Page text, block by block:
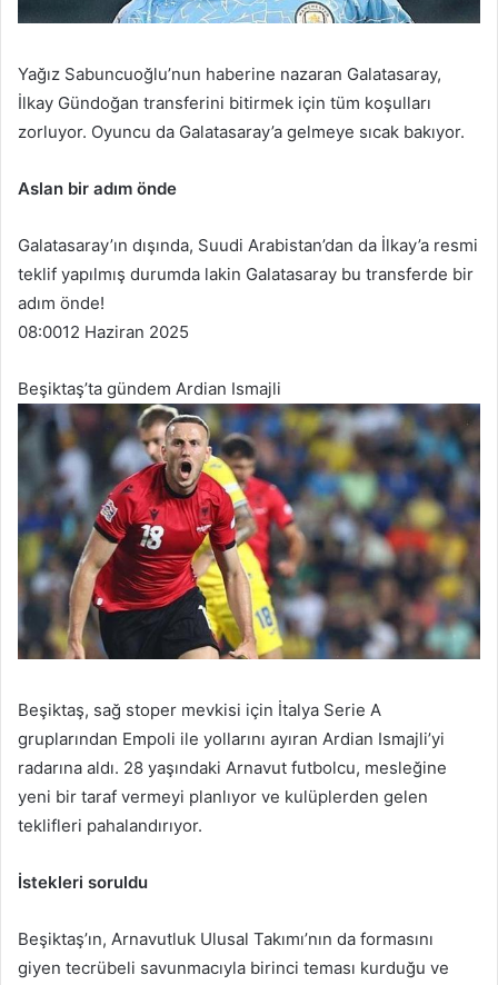
Yağız Sabuncuoğlu’nun haberine nazaran Galatasaray,
İlkay Gündoğan transferini bitirmek için tüm koşulları
zorluyor. Oyuncu da Galatasaray’a gelmeye sıcak bakıyor.
Aslan bir adım önde
Galatasaray’ın dışında, Suudi Arabistan’dan da İlkay’a resmi
teklif yapılmış durumda lakin Galatasaray bu transferde bir
adım önde!
08:0012 Haziran 2025
Beşiktaş’ta gündem Ardian Ismajli
Beşiktaş, sağ stoper mevkisi için İtalya Serie A
gruplarından Empoli ile yollarını ayıran Ardian Ismajli’yi
radarına aldı. 28 yaşındaki Arnavut futbolcu, mesleğine
yeni bir taraf vermeyi planlıyor ve kulüplerden gelen
teklifleri pahalandırıyor.
İstekleri soruldu
Beşiktaş’ın, Arnavutluk Ulusal Takımı’nın da formasını
giyen tecrübeli savunmacıyla birinci teması kurduğu ve